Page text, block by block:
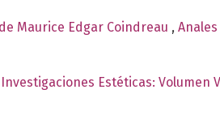
Maurice Edgar Coindreau ,
Estéticas: Volumen